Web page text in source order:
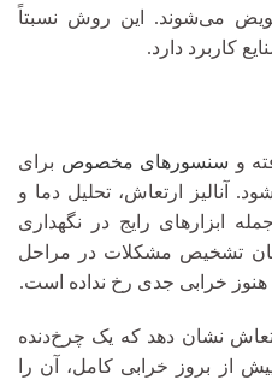
می‌شوند. این روش نسبتاً
کاربرد دارد.
و سنسورهای مخصوص برای
آنالیز ارتعاش، تحلیل دما و
ابزارهای رایج در نگهداری
تشخیص مشکلات در مراحل
هنوز خرابی جدی رخ نداده است.
نشان دهد که یک چرخ‌دنده
از بروز خرابی کامل، آن را